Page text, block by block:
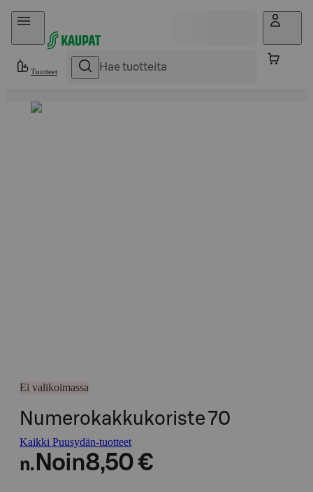
Hyppää sisältöön
Tuotteet
Ei valikoimassa
Numerokakkukoriste 70
Kaikki Puusydän-tuotteet
n. Noin8,50 €